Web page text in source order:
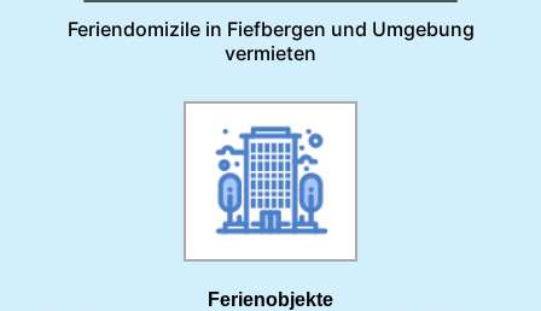
Feriendomizile in Fiefbergen und Umgebung
vermieten
Ferienobjekte